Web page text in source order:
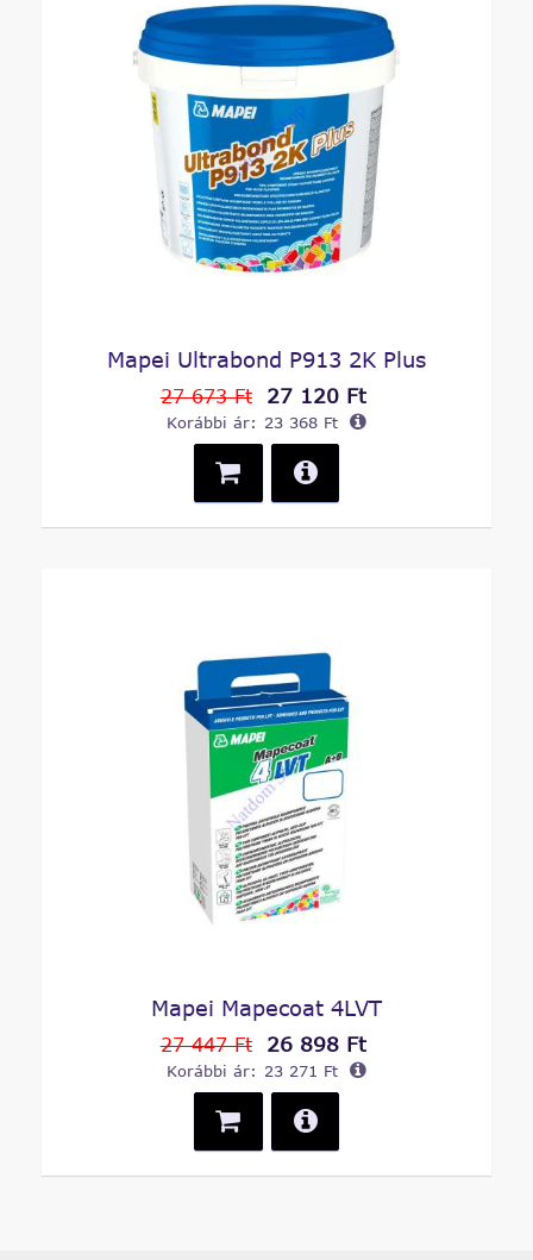
Mapei Ultrabond P913 2K Plus
27 673 Ft 27 120 Ft
Korábbi ár: 23 368 Ft
Mapei Mapecoat 4LVT
27 447 Ft 26 898 Ft
Korábbi ár: 23 271 Ft